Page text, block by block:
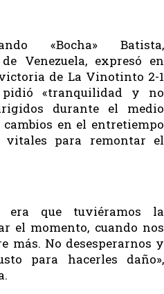
«Bocha» Batista,
Venezuela, expresó en
de La Vinotinto 2-1
pidió «tranquilidad y no
durante el medio
en el entretiempo
vitales para remontar el
era que tuviéramos la
el momento, cuando nos
más. No desesperarnos y
para hacerles daño»,